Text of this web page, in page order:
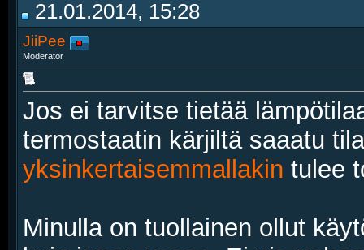
21.01.2014, 15:28
JiiPee
Moderator
Jos ei tarvitse tietää
termostaatin kärjiltä saaatu
yksinkertaisemmallakin tulee
Minulla on tuollainen ollut